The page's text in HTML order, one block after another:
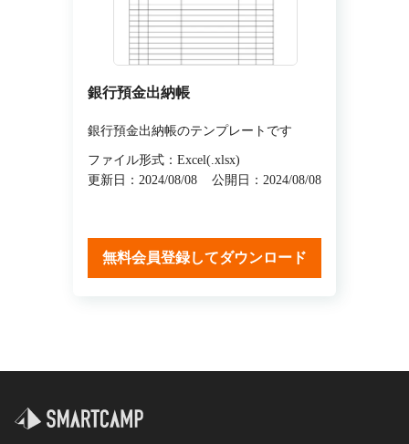
銀行預金出納帳
銀行預金出納帳のテンプレートです
ファイル形式：Excel(.xlsx)
更新日：2024/08/08
公開日：2024/08/08
無料会員登録してダウンロード